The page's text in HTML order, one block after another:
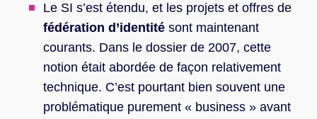
Le SI s’est étendu, et les projets et offres de
fédération d’identité sont maintenant
courants. Dans le dossier de 2007, cette
notion était abordée de façon relativement
technique. C’est pourtant bien souvent une
problématique purement « business » avant